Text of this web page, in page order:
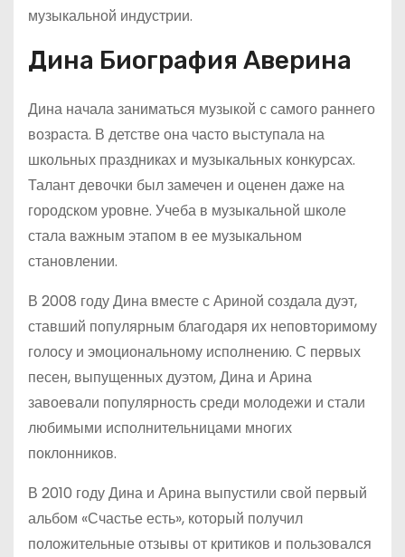
музыкальной индустрии.
Дина Биография Аверина
Дина начала заниматься музыкой с самого раннего
возраста. В детстве она часто выступала на
школьных праздниках и музыкальных конкурсах.
Талант девочки был замечен и оценен даже на
городском уровне. Учеба в музыкальной школе
стала важным этапом в ее музыкальном
становлении.
В 2008 году Дина вместе с Ариной создала дуэт,
ставший популярным благодаря их неповторимому
голосу и эмоциональному исполнению. С первых
песен, выпущенных дуэтом, Дина и Арина
завоевали популярность среди молодежи и стали
любимыми исполнительницами многих
поклонников.
В 2010 году Дина и Арина выпустили свой первый
альбом «Счастье есть», который получил
положительные отзывы от критиков и пользовался